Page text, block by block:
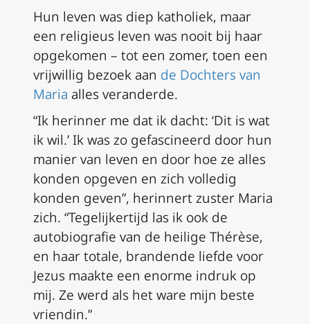
Hun leven was diep katholiek, maar
een religieus leven was nooit bij haar
opgekomen – tot een zomer, toen een
vrijwillig bezoek aan de Dochters van
Maria alles veranderde.
“Ik herinner me dat ik dacht: ‘Dit is wat
ik wil.’ Ik was zo gefascineerd door hun
manier van leven en door hoe ze alles
konden opgeven en zich volledig
konden geven”, herinnert zuster Maria
zich. “Tegelijkertijd las ik ook de
autobiografie van de heilige Thérèse,
en haar totale, brandende liefde voor
Jezus maakte een enorme indruk op
mij. Ze werd als het ware mijn beste
vriendin.”